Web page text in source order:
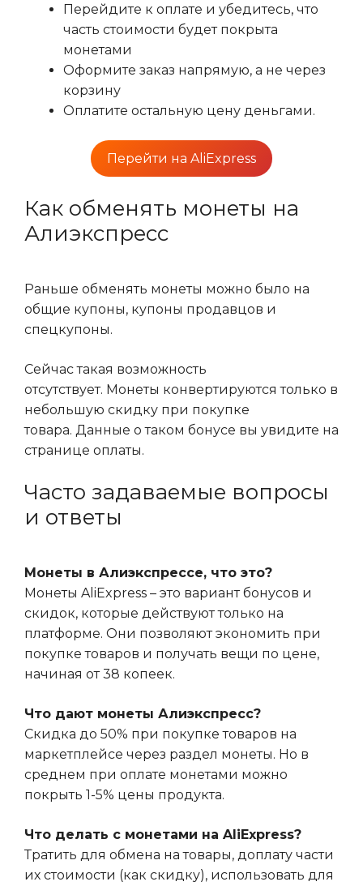
Перейдите к оплате и убедитесь, что
часть стоимости будет покрыта
монетами
Оформите заказ напрямую, а не через
корзину
Оплатите остальную цену деньгами.
Перейти на AliExpress
Как обменять монеты на
Алиэкспресс
Раньше обменять монеты можно было на
общие купоны, купоны продавцов и
спецкупоны.
Сейчас такая возможность
отсутствует. Монеты конвертируются только в
небольшую скидку при покупке
товара. Данные о таком бонусе вы увидите на
странице оплаты.
Часто задаваемые вопросы
и ответы
Монеты в Алиэкспрессе, что это?
Монеты AliExpress – это вариант бонусов и
скидок, которые действуют только на
платформе. Они позволяют экономить при
покупке товаров и получать вещи по цене,
начиная от 38 копеек.
Что дают монеты Алиэкспресс?
Скидка до 50% при покупке товаров на
маркетплейсе через раздел монеты. Но в
среднем при оплате монетами можно
покрыть 1-5% цены продукта.
Что делать с монетами на AliExpress?
Тратить для обмена на товары, доплату части
их стоимости (как скидку), использовать для